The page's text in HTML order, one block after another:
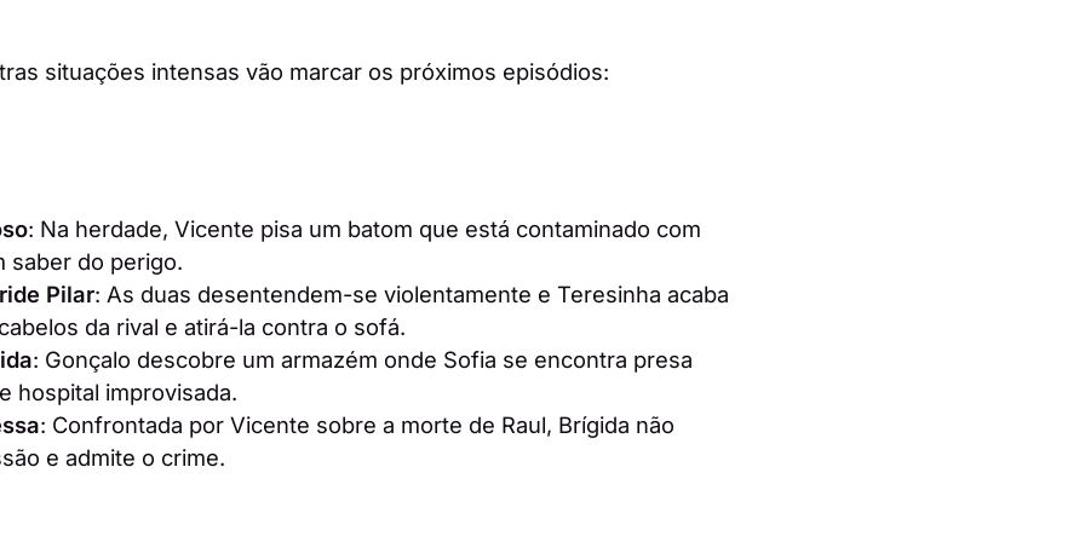
situações intensas vão marcar os próximos episódios:
: Na herdade, Vicente pisa um batom que está contaminado com
saber do perigo.
Pilar: As duas desentendem-se violentamente e Teresinha acaba
da rival e atirá-la contra o sofá.
: Gonçalo descobre um armazém onde Sofia se encontra presa
hospital improvisada.
: Confrontada por Vicente sobre a morte de Raul, Brígida não
e admite o crime.